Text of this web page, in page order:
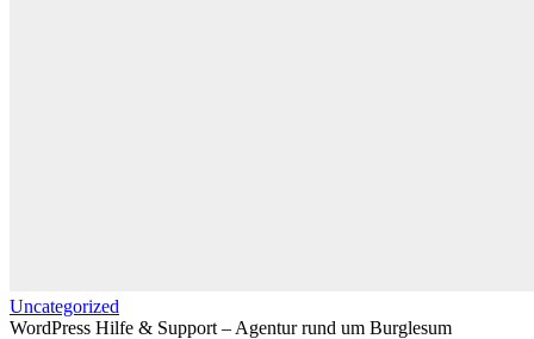
Uncategorized
WordPress Hilfe & Support – Agentur rund um Burglesum